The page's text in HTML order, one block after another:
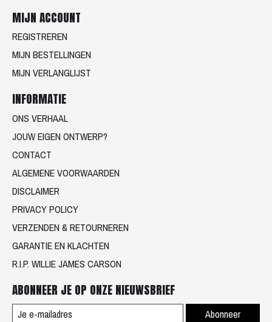
MIJN ACCOUNT
REGISTREREN
MIJN BESTELLINGEN
MIJN VERLANGLIJST
INFORMATIE
ONS VERHAAL
JOUW EIGEN ONTWERP?
CONTACT
ALGEMENE VOORWAARDEN
DISCLAIMER
PRIVACY POLICY
VERZENDEN & RETOURNEREN
GARANTIE EN KLACHTEN
R.I.P. WILLIE JAMES CARSON
ABONNEER JE OP ONZE NIEUWSBRIEF
Abonneer